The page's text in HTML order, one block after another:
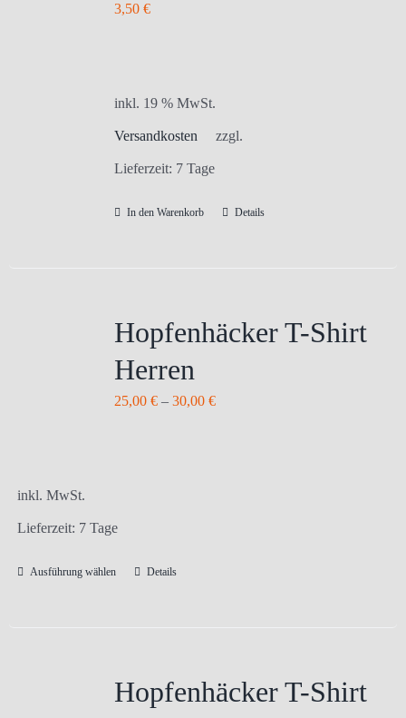
3,50 €
inkl. 19 % MwSt.
zzgl.
Versandkosten
Lieferzeit: 7 Tage
In den Warenkorb Details
Hopfenhäcker T-Shirt
Herren
25,00 €– 30,00 €
inkl. MwSt.
Lieferzeit: 7 Tage
Ausführung wählen
Dieses
auf.
Details
Hopfenhäcker T-Shirt